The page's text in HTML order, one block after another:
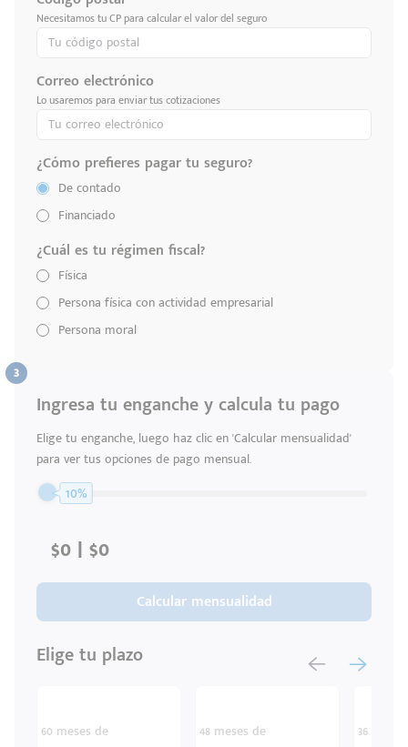
Necesitamos tu CP para calcular el valor del seguro
Correo electrónico
Lo usaremos para enviar tus cotizaciones
¿Cómo prefieres pagar tu seguro?
De contado
Financiado
¿Cuál es tu régimen fiscal?
Física
Persona física con actividad empresarial
Persona moral
Ingresa tu enganche y calcula tu pago
Elige tu enganche, luego haz clic en 'Calcular mensualidad'
para ver tus opciones de pago mensual.
10%
Calcular mensualidad
Elige tu plazo
60 meses de 48 meses de 36